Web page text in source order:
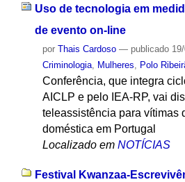
Uso de tecnologia em
de evento on-line
por Thais Cardoso — publicado19/
Criminologia, Mulheres Polo
Conferência, que integra
AICLP e pelo IEA-RP, vai
teleassistência para vítimas
doméstica em Portugal
Localizado em NOTÍCIAS
Festival Kwanzaa-